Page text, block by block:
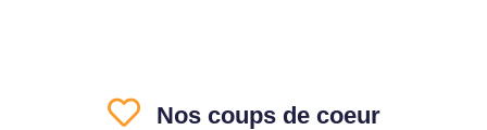
Nos coups de coeur